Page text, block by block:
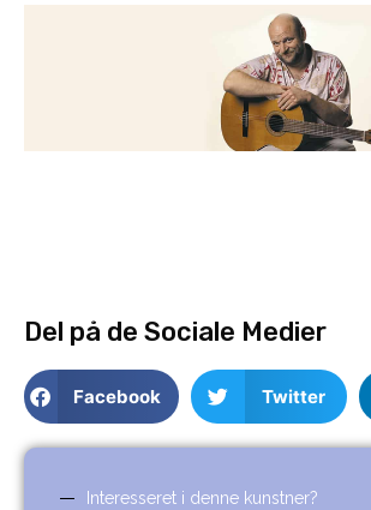
Del på de Sociale Medier
Facebook Twitter
Interesseret i denne kunstner?